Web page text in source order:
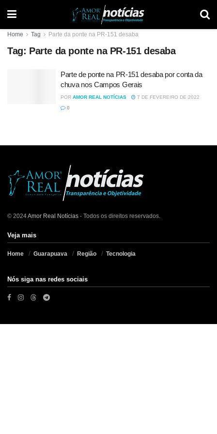
Home Tag Parte da ponte na PR-151 desaba
Tag: Parte da ponte na PR-151 desaba
Parte de ponte na PR-151 desaba por conta da
chuva nos Campos Gerais
POR AMOR REAL NOTÍCIAS
7 DE FEVEREIRO DE 2022
0
© 2024Amor Real Notícias - Todos os direitos reservados.
Veja mais
Home Guarapuava Região Tecnologia
Nós siga nas redes sociais